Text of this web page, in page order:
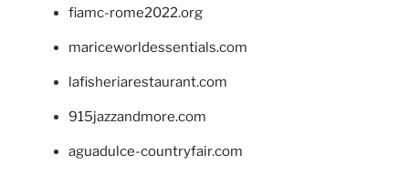
fiamc-rome2022.org
mariceworldessentials.com
lafisheriarestaurant.com
915jazzandmore.com
aguadulce-countryfair.com